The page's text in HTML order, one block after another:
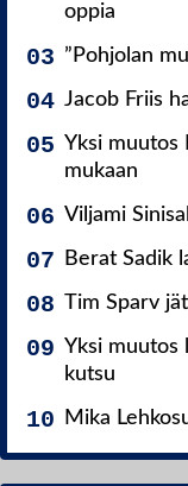
oppia
”Pohjolan
Jacob Friis
Yksi muutos
mukaan
Viljami
Berat Sadik
Tim Sparv
Yksi muutos
kutsu
Mika